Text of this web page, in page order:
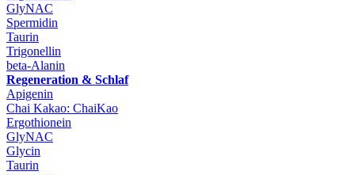
GlyNAC
Spermidin
Taurin
Trigonellin
beta-Alanin
Regeneration & Schlaf
Apigenin
Chai Kakao: ChaiKao
Ergothionein
GlyNAC
Glycin
Taurin